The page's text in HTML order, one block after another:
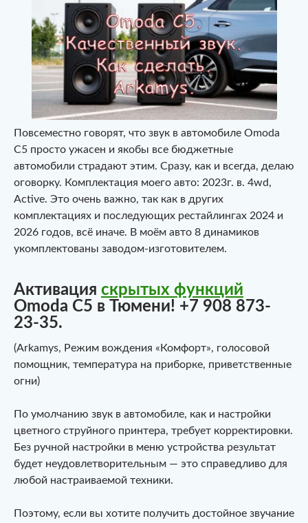
Повсеместно говорят, что звук в автомобиле Omoda
C5 просто ужасен и якобы все бюджетные
автомобили страдают этим. Сразу, как и всегда, делаю
оговорку. Комплектация моего авто: 2023г. в. 4wd,
Active. Это очень важно, так как в других
комплектациях и последующих рестайлингах 2024 и
2026 годов, всё иначе. В моём авто 8 динамиков
укомплектованы заводом-изготовителем.
Активация скрытых функций
Omoda C5 в Тюмени! +7 908 873-
23-35.
(Arkamys, Режим вождения «Комфорт», голосовой
помощник, температура на приборке, приветственные
огни)
По умолчанию звук в автомобиле, как и настройки
цветного струйного принтера, требует корректировки.
Без ручной настройки в меню устройства результат
будет неудовлетворительным — это справедливо для
любой настраиваемой техники.
Поэтому, если вы хотите получить достойное звучание